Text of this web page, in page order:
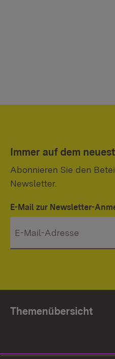
Immer auf dem
Abonnieren Sie den
Newsletter.
E-Mail zur Newsletter-
Themenübersicht